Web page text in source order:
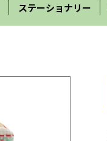
ステーショナリー